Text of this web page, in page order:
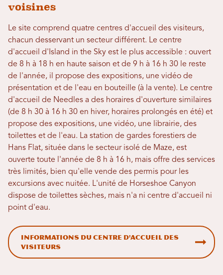
voisines
Le site comprend quatre centres d'accueil des visiteurs,
chacun desservant un secteur différent. Le centre
d'accueil d'Island in the Sky est le plus accessible : ouvert
de 8 h à 18 h en haute saison et de 9 h à 16 h 30 le reste
de l'année, il propose des expositions, une vidéo de
présentation et de l'eau en bouteille (à la vente). Le centre
d'accueil de Needles a des horaires d'ouverture similaires
(de 8 h 30 à 16 h 30 en hiver, horaires prolongés en été) et
propose des expositions, une vidéo, une librairie, des
toilettes et de l'eau. La station de gardes forestiers de
Hans Flat, située dans le secteur isolé de Maze, est
ouverte toute l'année de 8 h à 16 h, mais offre des services
très limités, bien qu'elle vende des permis pour les
excursions avec nuitée. L'unité de Horseshoe Canyon
dispose de toilettes sèches, mais n'a ni centre d'accueil ni
point d'eau.
Informations du centre d'accueil des
visiteurs